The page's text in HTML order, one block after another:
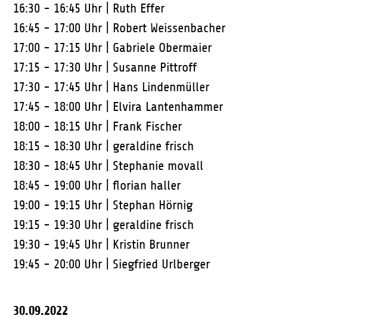
16:30 - 16:45 Uhr | Ruth Effer
16:45 - 17:00 Uhr | Robert Weissenbacher
17:00 - 17:15 Uhr | Gabriele Obermaier
17:15 - 17:30 Uhr | Susanne Pittroff
17:30 - 17:45 Uhr | Hans Lindenmüller
17:45 - 18:00 Uhr | Elvira Lantenhammer
18:00 - 18:15 Uhr | Frank Fischer
18:15 - 18:30 Uhr | geraldine frisch
18:30 - 18:45 Uhr | Stephanie movall
18:45 - 19:00 Uhr | florian haller
19:00 - 19:15 Uhr | Stephan Hörnig
19:15 - 19:30 Uhr | geraldine frisch
19:30 - 19:45 Uhr | Kristin Brunner
19:45 - 20:00 Uhr | Siegfried Urlberger
30.09.2022